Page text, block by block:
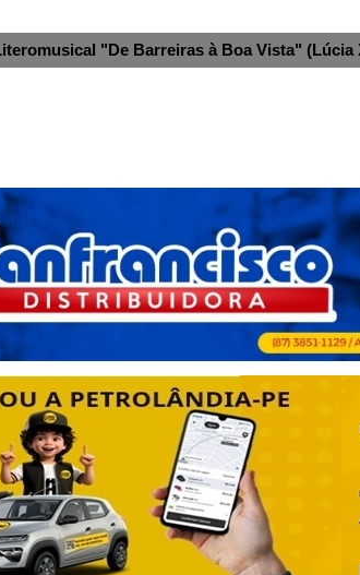
"De Barreiras à Boa Vista" (Lúcia